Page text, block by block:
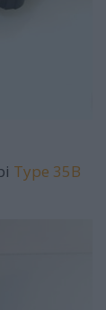
Type 35B